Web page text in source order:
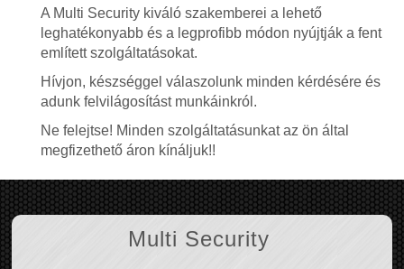
A Multi Security kiváló szakemberei a lehető
leghatékonyabb és a legprofibb módon nyújtják a fent
említett szolgáltatásokat.
Hívjon, készséggel válaszolunk minden kérdésére és
adunk felvilágosítást munkáinkról.
Ne felejtse! Minden szolgáltatásunkat az ön által
megfizethető áron kínáljuk!!
Multi Security